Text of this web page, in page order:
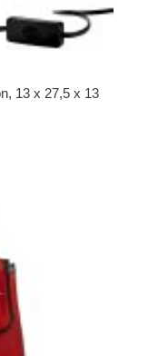
13 x 27,5 x 13